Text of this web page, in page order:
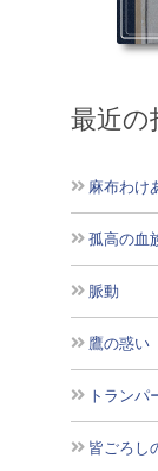
最近の
麻布わけ
孤高の血
脈動
鷹の惑い
トランパ
皆ごろし